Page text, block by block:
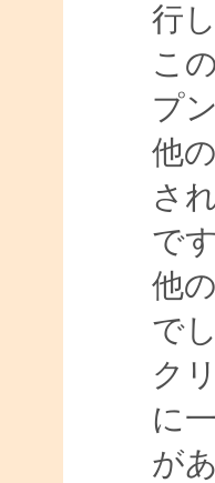
行
こ
プ
他
さ
です
他
で
ク
に
が